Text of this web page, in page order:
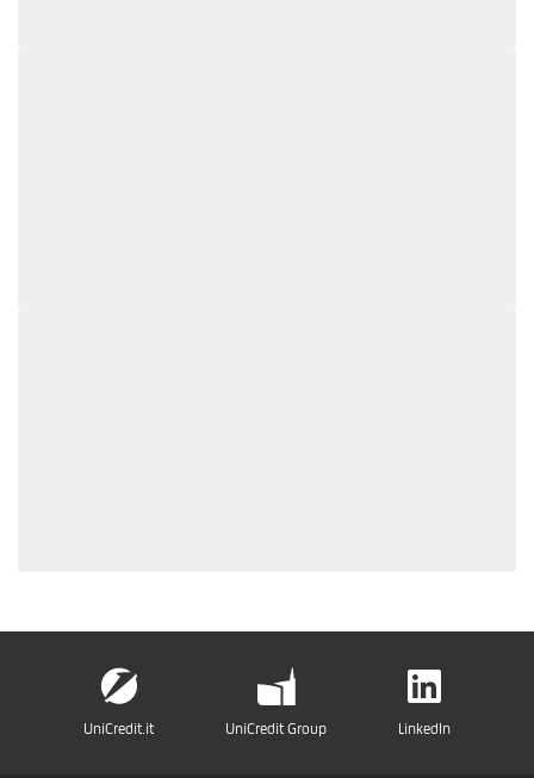
UniCredit.it UniCredit Group LinkedIn